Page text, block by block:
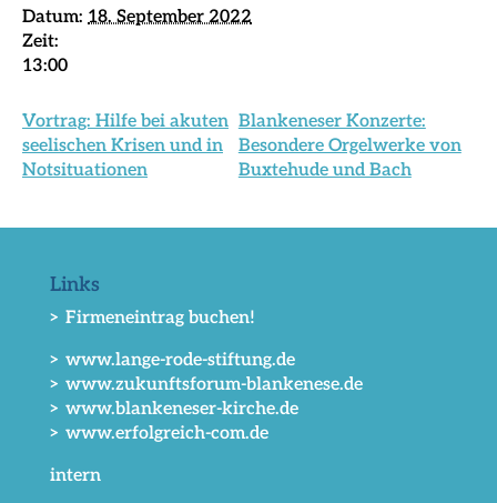
Datum: 18. September 2022
Zeit:
13:00
Vortrag: Hilfe bei akuten
seelischen Krisen und in
Notsituationen
Blankeneser Konzerte:
Besondere Orgelwerke von
Buxtehude und Bach
Links
> Firmeneintrag buchen!
> www.lange-rode-stiftung.de
> www.zukunftsforum-blankenese.de
> www.blankeneser-kirche.de
> www.erfolgreich-com.de
intern